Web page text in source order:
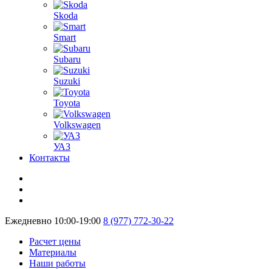
Skoda
Smart
Subaru
Suzuki
Toyota
Volkswagen
УАЗ
Контакты
Ежедневно 10:00-19:00 8 (977) 772-30-22
Расчет цены
Материалы
Наши работы